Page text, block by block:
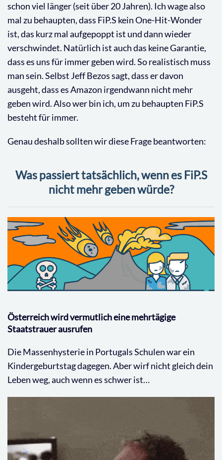
schon viel länger (seit über 20 Jahren). Ich wage also
mal zu behaupten, dass FiP.S kein One-Hit-Wonder
ist, das kurz mal aufgepoppt ist und dann wieder
verschwindet. Natürlich ist auch das keine Garantie,
dass es uns für immer geben wird. So realistisch muss
man sein. Selbst Jeff Bezos sagt, dass er davon
ausgeht, dass es Amazon irgendwann nicht mehr
geben wird. Also wer bin ich, um zu behaupten FiP.S
besteht für immer.
Genau deshalb sollten wir diese Frage beantworten:
Was passiert tatsächlich, wenn es FiP.S
nicht mehr geben würde?
Österreich wird vermutlich eine mehrtägige
Staatstrauer ausrufen
Die Massenhysterie in Portugals Schulen war ein
Kindergeburtstag dagegen. Aber wirf nicht gleich dein
Leben weg, auch wenn es schwer ist…